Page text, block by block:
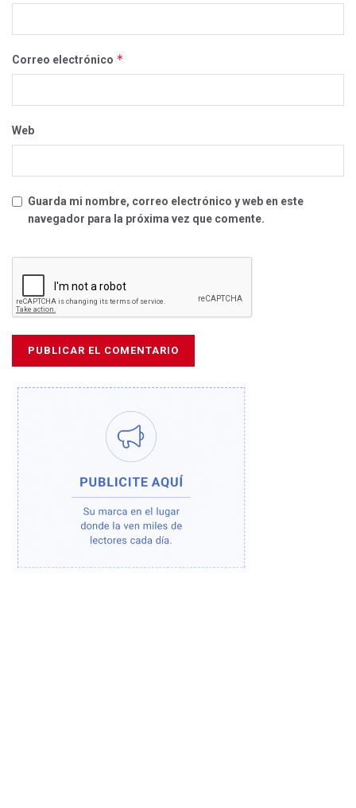
Correo electrónico *
Web
Guarda mi nombre, correo electrónico y web en este
navegador para la próxima vez que comente.